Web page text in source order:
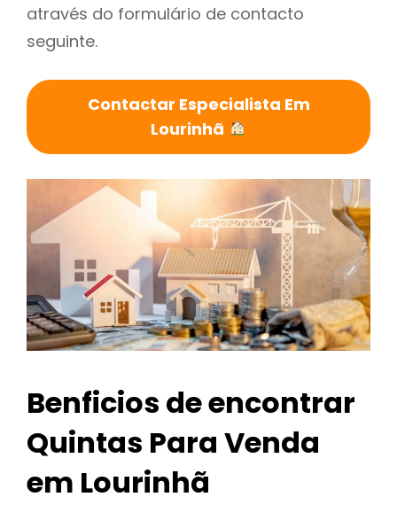
através do formulário de contacto
seguinte.
Contactar Especialista Em
Lourinhã
Benficios de encontrar
Quintas Para Venda
em Lourinhã